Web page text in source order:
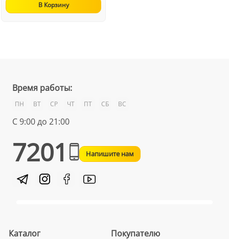
В Корзину
Время работы:
ПН ВТ СР ЧТ ПТ СБ ВС
С 9:00 до 21:00
7201 Напишите нам
Каталог Покупателю